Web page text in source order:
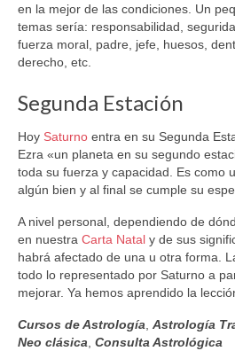
en la mejor de las condiciones. Un
temas sería: responsabilidad,
fuerza moral, padre, jefe, huesos,
derecho, etc.
Segunda Estación
Hoy Saturno entra en su Segunda
Ezra «un planeta en su segundo
toda su fuerza y capacidad. Es como
algún bien y al final se cumple su
A nivel personal, dependiendo de
en nuestra Carta Natal y de sus
habrá afectado de una u otra forma.
todo lo representado por Saturno a
mejorar. Ya hemos aprendido la
Cursos de Astrología, Astrología
Neo clásica, Consulta Astrológica